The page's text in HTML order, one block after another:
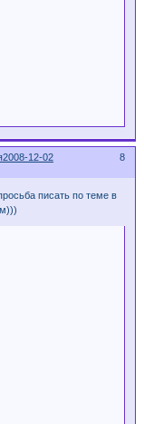
8
2008-12-02
писать по теме в